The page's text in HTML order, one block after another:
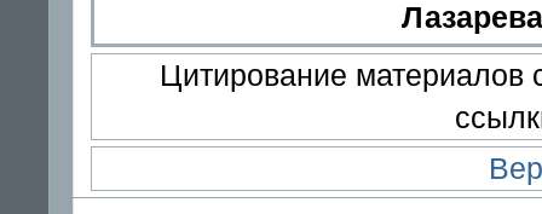
Цитирование материалов